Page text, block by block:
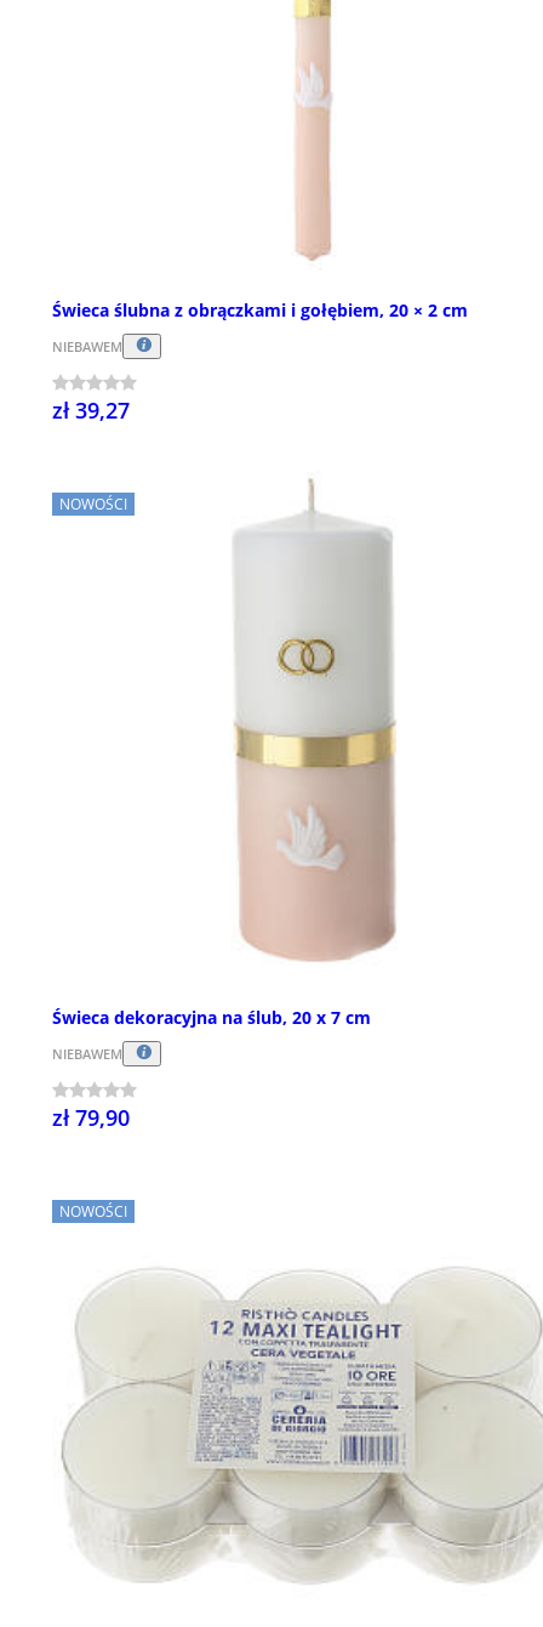
Świeca ślubna z obrączkami i gołębiem, 20 × 2 cm
NIEBAWEM
zł 39,27
NOWOŚCI
Świeca dekoracyjna na ślub, 20 x 7 cm
NIEBAWEM
zł 79,90
NOWOŚCI